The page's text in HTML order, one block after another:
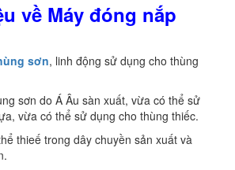
về Máy đóng nắp
sơn, linh động sử dụng cho thùng
sơn do Á Âu sàn xuất, vừa có thể sử
vừa có thể sử dụng cho thùng thiếc.
thieế trong dây chuyền sản xuất và